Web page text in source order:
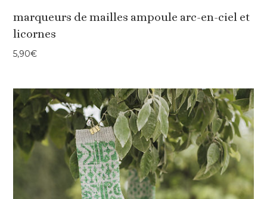
marqueurs de mailles ampoule arc-en-ciel et
licornes
5,90€